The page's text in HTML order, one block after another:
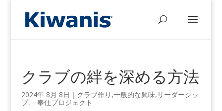
クラブの絆を深める方法
2024年 8月 8日 ｜ クラブ作り ,一般的な興味, リーダーシッ
プ、 奉仕プロジェクト